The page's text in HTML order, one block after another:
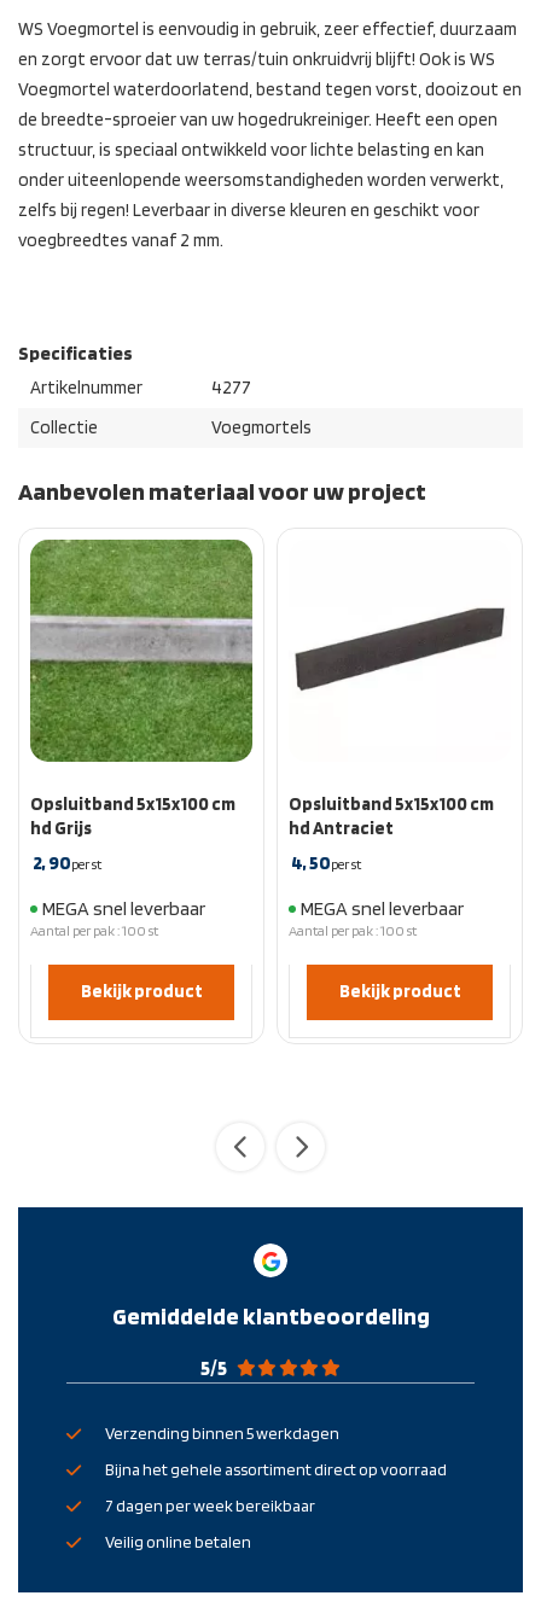
WS Voegmortel is eenvoudig in gebruik, zeer effectief, duurzaam
en zorgt ervoor dat uw terras/tuin onkruidvrij blijft! Ook is WS
Voegmortel waterdoorlatend, bestand tegen vorst, dooizout en
de breedte-sproeier van uw hogedrukreiniger. Heeft een open
structuur, is speciaal ontwikkeld voor lichte belasting en kan
onder uiteenlopende weersomstandigheden worden verwerkt,
zelfs bij regen! Leverbaar in diverse kleuren en geschikt voor
voegbreedtes vanaf 2 mm.
Specificaties
Artikelnummer
4277
Collectie
Voegmortels
Aanbevolen materiaal voor uw project
Opsluitband 5x15x100 cm
hd Grijs
2,90per st
MEGA snel leverbaar
Aantal per pak : 100 st
Bekijk product
Opsluitband 5x15x100 cm
hd Antraciet
4,50per st
MEGA snel leverbaar
Aantal per pak : 100 st
Bekijk product
Gemiddelde klantbeoordeling
5/5
Verzending binnen 5 werkdagen
Bijna het gehele assortiment direct op voorraad
7 dagen per week bereikbaar
Veilig online betalen